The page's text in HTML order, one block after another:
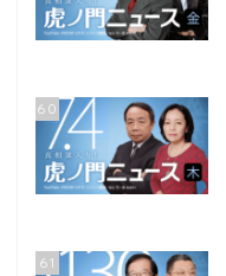
60
61